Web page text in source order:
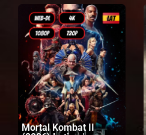
Mortal Kombat II